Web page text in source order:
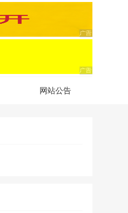
网站公告